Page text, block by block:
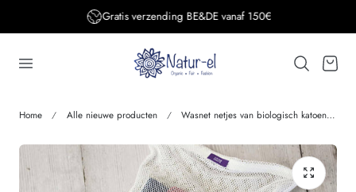
Gratis verzending BE&DE vanaf 150€
Home Alle nieuwe producten Wasnet netjes van biologisch katoen ZERO WASTE (3 stuks) Living Crafts